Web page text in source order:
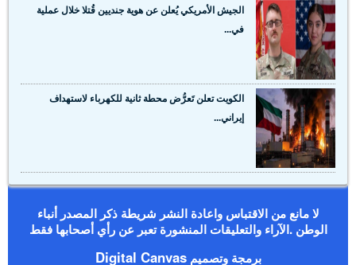
الجيش الأمريكي يُعلن عن هوية جنديين قُتلا خلال عملية
في...
الكويت تعلن تَعرُّض محطة ثانية للكهرباء لاستهداف
إيراني...
لا مانع من الاقتباس واعادة النشر شريطة ذكر المصدر أنباء
الوطن .الآراء والتعليقات المنشورة تعبر عن رأي أصحابها فقط
برمجة وتصميمDigital Canvas